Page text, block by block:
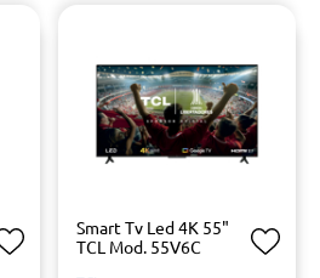
Smart Tv Led 4K 55"
TCL Mod. 55V6C